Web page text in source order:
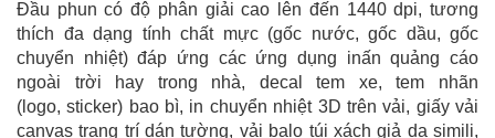
Đầu phun có độ phân giải cao lên đến 1440 dpi, tương
thích đa dạng tính chất mực (gốc nước, gốc dầu, gốc
chuyển nhiệt) đáp ứng các ứng dụng inấn quảng cáo
ngoài trời hay trong nhà, decal tem xe, tem nhãn
(logo, sticker) bao bì, in chuyển nhiệt 3D trên vải, giấy vải
canvas trang trí dán tường, vải balo túi xách giả da simili,